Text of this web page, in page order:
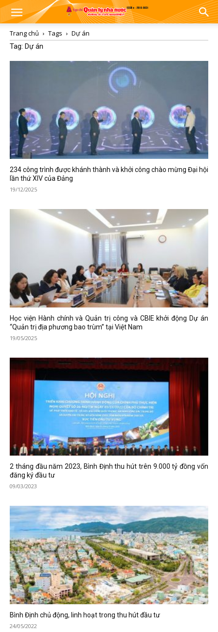
Trang chủ Tags
Dự án
Tag: Dự án
234 công trình được khánh thành và khởi công chào mừng Đại hội
lần thứ XIV của Đảng
19/12/2025
Học viện Hành chính và Quản trị công và CBIE khởi động Dự án
“Quản trị địa phương bao trùm” tại Việt Nam
19/05/2025
2 tháng đầu năm 2023, Bình Định thu hút trên 9.000 tỷ đồng vốn
đăng ký đầu tư
09/03/2023
Bình Định chủ động, linh hoạt trong thu hút đầu tư
24/05/2022